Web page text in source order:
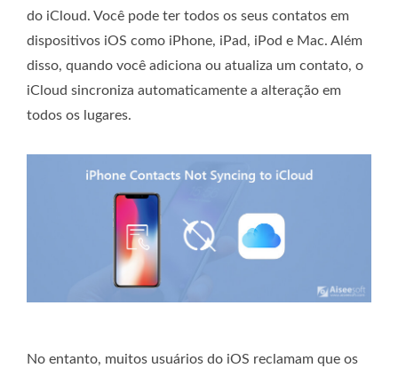
do iCloud. Você pode ter todos os seus contatos em
dispositivos iOS como iPhone, iPad, iPod e Mac. Além
disso, quando você adiciona ou atualiza um contato, o
iCloud sincroniza automaticamente a alteração em
todos os lugares.
No entanto, muitos usuários do iOS reclamam que os